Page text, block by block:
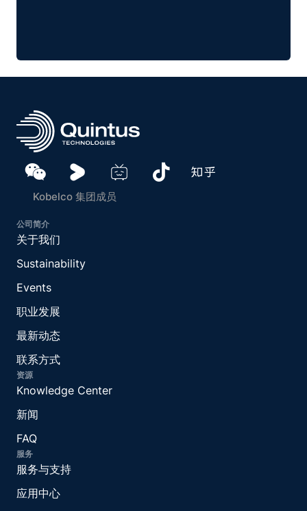
Kobelco 集团成员
公司简介
关于我们
Sustainability
Events
职业发展
最新动态
联系方式
资源
Knowledge Center
新闻
FAQ
服务
服务与支持
应用中心